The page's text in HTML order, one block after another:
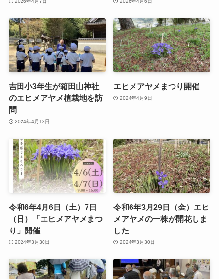
吉田小3年生が箱田山神社
のエヒメアヤメ植栽地を訪
問
2024年4月13日
エヒメアヤメまつり開催
2024年4月9日
令和6年4月6日（土）7日
（日）「エヒメアヤメまつ
り」開催
2024年3月30日
令和6年3月29日（金）エヒ
メアヤメの一株が開花しま
した
2024年3月30日